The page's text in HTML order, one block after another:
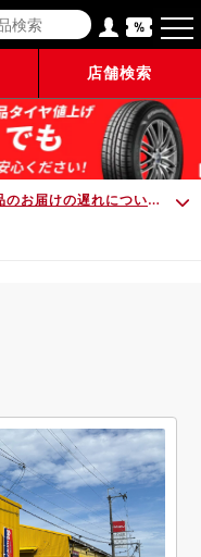
店舗検索
令和8年熊本地震の影響による商品のお届けの遅れについて （7月30日 10:00時点）